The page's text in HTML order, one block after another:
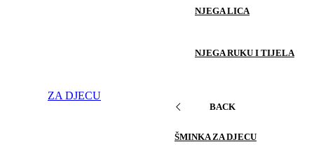
NJEGA LICA
NJEGA RUKU I TIJELA
ZA DJECU
BACK
ŠMINKA ZA DJECU